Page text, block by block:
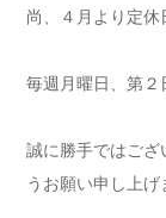
尚、４月より定休
毎週月曜日、第２
誠に勝手ではござ
うお願い申し上げ